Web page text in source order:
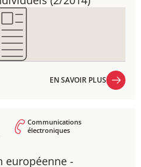
EN SAVOIR PLUS
-
Communications
électroniques